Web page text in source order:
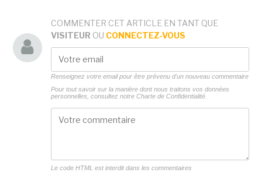
COMMENTER CET ARTICLE EN TANT QUE
VISITEUR OU CONNECTEZ-VOUS
Renseignez votre email pour être prévenu d'un nouveau commentaire
Pour tout savoir sur la manière dont nous traitons vos données
personnelles, consultez notre Charte de Confidentialité.
Le code HTML est interdit dans les commentaires